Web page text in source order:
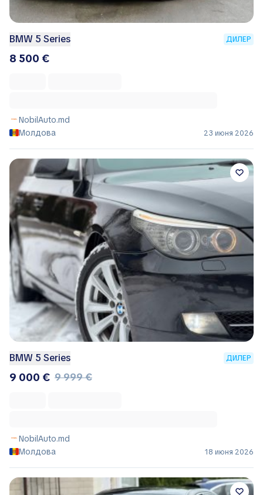
BMW 5 Series ДИЛЕР
8 500 €
NobilAuto.md
Молдова
23 июня 2026
BMW 5 Series ДИЛЕР
9 000 € 9 999 €
NobilAuto.md
Молдова
18 июня 2026